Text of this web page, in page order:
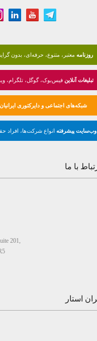
روزنامه معتبر، متنوع، حرفه‌ای، بدون
تبلیغات آنلاینفیس‌بوک، گوگل، تلگرام،
شبکه‌های اجتماعی و دایرکتوری ایرانیان
وب‌سایت پیشرفته انواع شرکت‌ها، افراد
201,